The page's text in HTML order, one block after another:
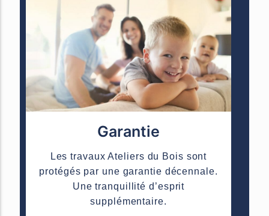
Garantie
Les travaux Ateliers du Bois sont
protégés par une garantie décennale.
Une tranquillité d’esprit
supplémentaire.